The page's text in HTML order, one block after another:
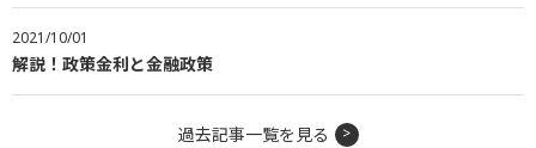
2021/10/01
解説！政策金利と金融政策
過去記事一覧を見る